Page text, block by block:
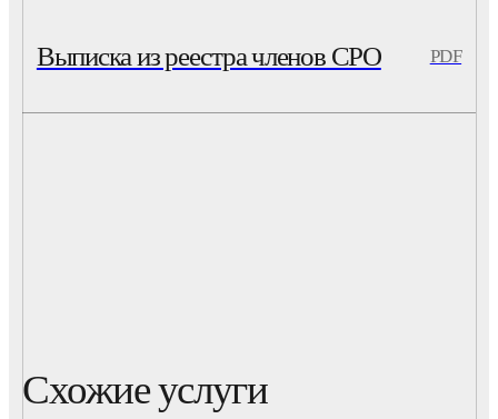
Выписка из реестра членов СРО PDF
Схожие услуги